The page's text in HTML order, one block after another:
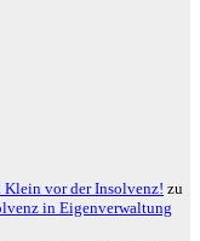
vor der Insolvenz! zu
in Eigenverwaltung